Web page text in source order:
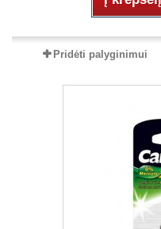
Pridėti palyginimui